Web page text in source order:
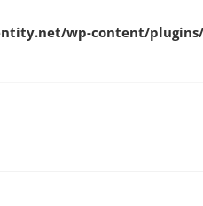
wp-content/plugins/